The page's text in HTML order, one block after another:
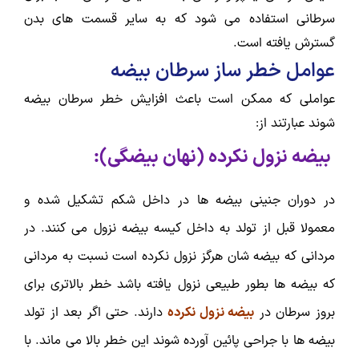
سرطانی استفاده می شود که به سایر قسمت های بدن
گسترش یافته است.
عوامل خطر ساز سرطان بیضه
عواملی که ممکن است باعث افزایش خطر سرطان بیضه
شوند عبارتند از:
بیضه نزول نکرده (نهان بیضگی):
در دوران جنینی بیضه ها در داخل شکم تشکیل شده و
معمولا قبل از تولد به داخل کیسه بیضه نزول می کنند. در
مردانی که بیضه شان هرگز نزول نکرده است نسبت به مردانی
که بیضه ها بطور طبیعی نزول یافته باشد خطر بالاتری برای
بروز سرطان در بیضه نزول نکردهدارند. حتی اگر بعد از تولد
بیضه ها با جراحی پائین آورده شوند این خطر بالا می ماند. با